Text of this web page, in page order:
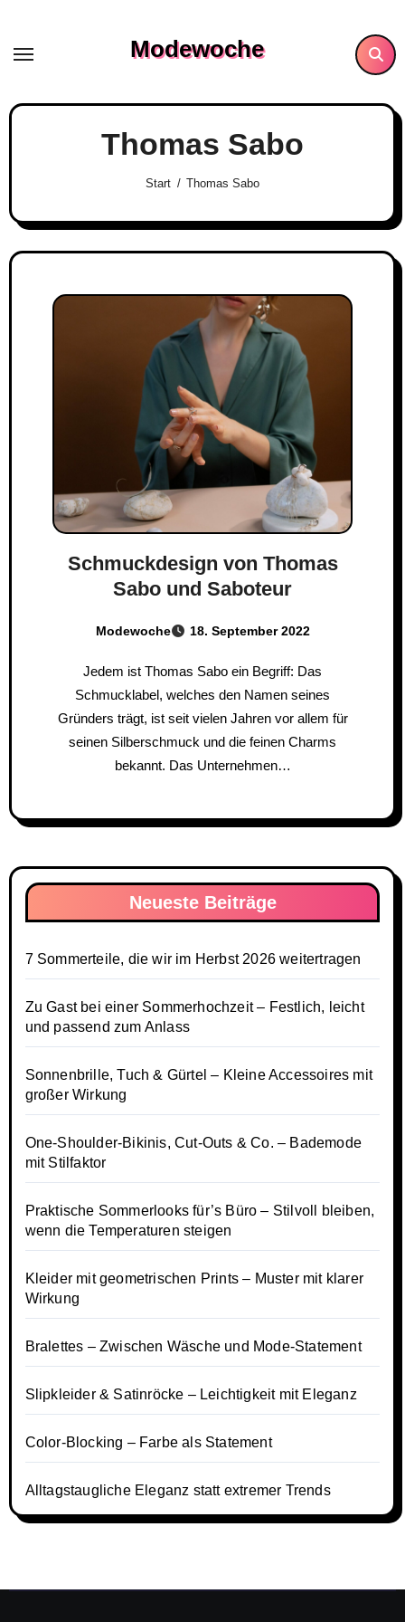
content
Modewoche
Thomas Sabo
Start Thomas Sabo
Schmuckdesign von Thomas
Sabo und Saboteur
Modewoche 18. September 2022
Jedem ist Thomas Sabo ein Begriff: Das
Schmucklabel, welches den Namen seines
Gründers trägt, ist seit vielen Jahren vor allem für
seinen Silberschmuck und die feinen Charms
bekannt. Das Unternehmen…
Neueste Beiträge
7 Sommerteile, die wir im Herbst 2026 weitertragen
Zu Gast bei einer Sommerhochzeit – Festlich, leicht
und passend zum Anlass
Sonnenbrille, Tuch & Gürtel – Kleine Accessoires mit
großer Wirkung
One-Shoulder-Bikinis, Cut-Outs & Co. – Bademode
mit Stilfaktor
Praktische Sommerlooks für’s Büro – Stilvoll bleiben,
wenn die Temperaturen steigen
Kleider mit geometrischen Prints – Muster mit klarer
Wirkung
Bralettes – Zwischen Wäsche und Mode-Statement
Slipkleider & Satinröcke – Leichtigkeit mit Eleganz
Color-Blocking – Farbe als Statement
Alltagstaugliche Eleganz statt extremer Trends